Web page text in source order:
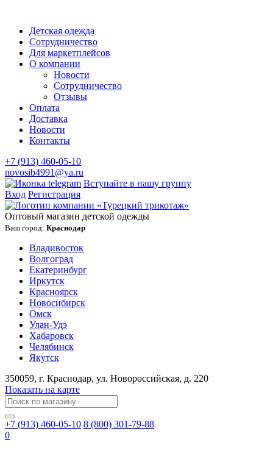
Детская одежда
Сотрудничество
Для маркетплейсов
О компании
Новости
Сотрудничество
Отзывы
Оплата
Доставка
Новости
Контакты
+7 (913) 460-05-10
novosib4991@ya.ru
Вступайте в нашу группу
Вход Регистрация
Оптовый магазин детской одежды
Ваш город: Краснодар
Владивосток
Волгоград
Екатеринбург
Иркутск
Красноярск
Новосибирск
Омск
Улан-Удэ
Хабаровск
Челябинск
Якутск
350059, г. Краснодар, ул. ​Новороссийская, д. 220
Показать на карте
+7 (913) 460-05-10 8 (800) 301-79-88
0